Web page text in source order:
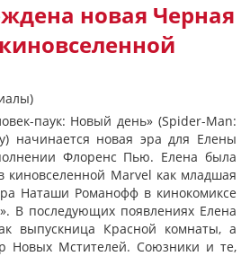
новая Черная
паук: Новый день» (Spider-Man:
начинается новая эра для Елены
Флоренс Пью. Елена была
киновселенной Marvel как младшая
Наташи Романофф в кинокомиксе
В последующих появлениях Елена
выпускница Красной комнаты, а
Новых Мстителей. Союзники и те,